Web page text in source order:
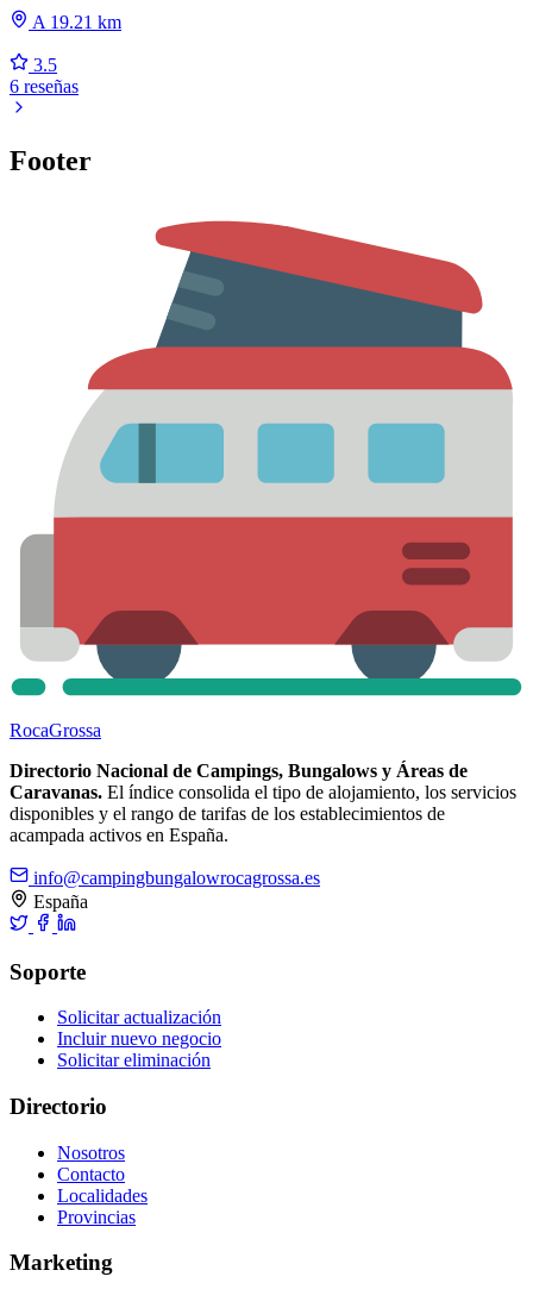
A 19.21 km
3.5
6 reseñas
Footer
RocaGrossa
Directorio Nacional de Campings, Bungalows y Áreas de
Caravanas. El índice consolida el tipo de alojamiento, los servicios
disponibles y el rango de tarifas de los establecimientos de
acampada activos en España.
info@campingbungalowrocagrossa.es
España
Soporte
Solicitar actualización
Incluir nuevo negocio
Solicitar eliminación
Directorio
Nosotros
Contacto
Localidades
Provincias
Marketing